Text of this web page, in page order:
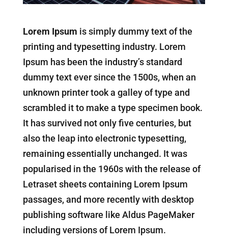
Lorem Ipsum is simply dummy text of the
printing and typesetting industry. Lorem
Ipsum has been the industry’s standard
dummy text ever since the 1500s, when an
unknown printer took a galley of type and
scrambled it to make a type specimen book.
It has survived not only five centuries, but
also the leap into electronic typesetting,
remaining essentially unchanged. It was
popularised in the 1960s with the release of
Letraset sheets containing Lorem Ipsum
passages, and more recently with desktop
publishing software like Aldus PageMaker
including versions of Lorem Ipsum.